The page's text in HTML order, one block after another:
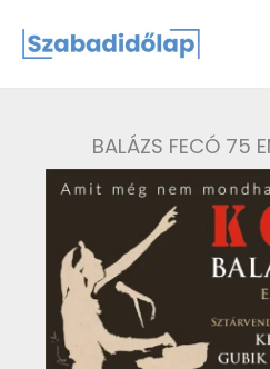
content
BALÁZS FECÓ 75